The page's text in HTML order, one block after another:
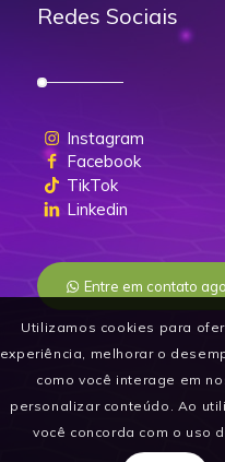
Redes Sociais
Instagram
Facebook
TikTok
Linkedin
Entre em contato
Utilizamos cookies para
experiência, melhorar o
como você interage em
personalizar conteúdo. Ao
você concorda com o uso